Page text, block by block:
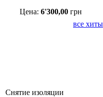
Цена: 6'300,00 грн
все хиты
Снятие изоляции